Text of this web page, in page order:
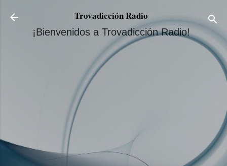
Ir al contenido principal
Trovadicción Radio
¡Bienvenidos a Trovadicción Radio!